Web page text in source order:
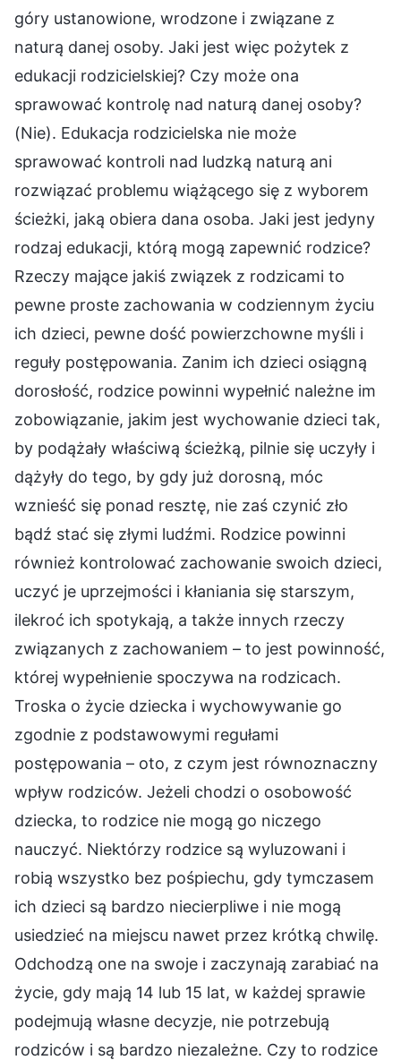
góry ustanowione, wrodzone i związane z
naturą danej osoby. Jaki jest więc pożytek z
edukacji rodzicielskiej? Czy może ona
sprawować kontrolę nad naturą danej osoby?
(Nie). Edukacja rodzicielska nie może
sprawować kontroli nad ludzką naturą ani
rozwiązać problemu wiążącego się z wyborem
ścieżki, jaką obiera dana osoba. Jaki jest jedyny
rodzaj edukacji, którą mogą zapewnić rodzice?
Rzeczy mające jakiś związek z rodzicami to
pewne proste zachowania w codziennym życiu
ich dzieci, pewne dość powierzchowne myśli i
reguły postępowania. Zanim ich dzieci osiągną
dorosłość, rodzice powinni wypełnić należne im
zobowiązanie, jakim jest wychowanie dzieci tak,
by podążały właściwą ścieżką, pilnie się uczyły i
dążyły do tego, by gdy już dorosną, móc
wznieść się ponad resztę, nie zaś czynić zło
bądź stać się złymi ludźmi. Rodzice powinni
również kontrolować zachowanie swoich dzieci,
uczyć je uprzejmości i kłaniania się starszym,
ilekroć ich spotykają, a także innych rzeczy
związanych z zachowaniem – to jest powinność,
której wypełnienie spoczywa na rodzicach.
Troska o życie dziecka i wychowywanie go
zgodnie z podstawowymi regułami
postępowania – oto, z czym jest równoznaczny
wpływ rodziców. Jeżeli chodzi o osobowość
dziecka, to rodzice nie mogą go niczego
nauczyć. Niektórzy rodzice są wyluzowani i
robią wszystko bez pośpiechu, gdy tymczasem
ich dzieci są bardzo niecierpliwe i nie mogą
usiedzieć na miejscu nawet przez krótką chwilę.
Odchodzą one na swoje i zaczynają zarabiać na
życie, gdy mają 14 lub 15 lat, w każdej sprawie
podejmują własne decyzje, nie potrzebują
rodziców i są bardzo niezależne. Czy to rodzice